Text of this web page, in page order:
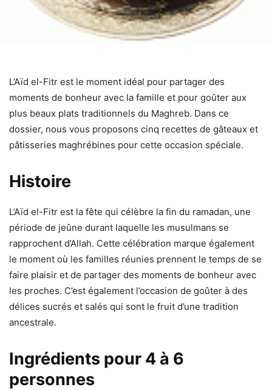
L’Aïd el-Fitr est le moment idéal pour partager des
moments de bonheur avec la famille et pour goûter aux
plus beaux plats traditionnels du Maghreb. Dans ce
dossier, nous vous proposons cinq recettes de gâteaux et
pâtisseries maghrébines pour cette occasion spéciale.
Histoire
L’Aïd el-Fitr est la fête qui célèbre la fin du ramadan, une
période de jeûne durant laquelle les musulmans se
rapprochent d’Allah. Cette célébration marque également
le moment où les familles réunies prennent le temps de se
faire plaisir et de partager des moments de bonheur avec
les proches. C’est également l’occasion de goûter à des
délices sucrés et salés qui sont le fruit d’une tradition
ancestrale.
Ingrédients pour 4 à 6
personnes